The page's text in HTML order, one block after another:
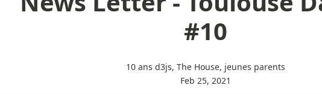
#10
10 ans d3js, The House, jeunes parents
Feb 25, 2021